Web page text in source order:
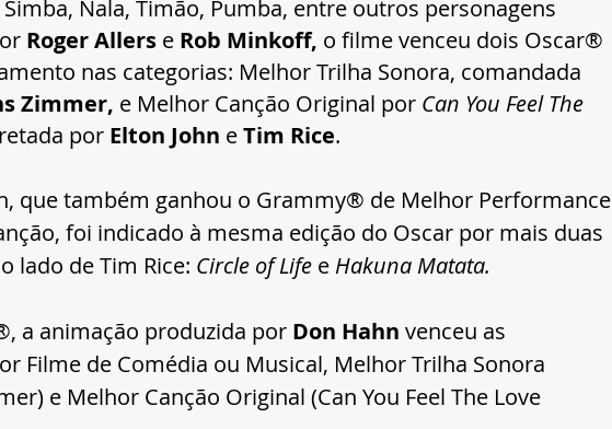
Nala, Timão, Pumba, entre outros personagens
Roger Allers e Rob Minkoff, o filmevenceu dois Oscar®
nas categorias: Melhor Trilha Sonora, comandada
Zimmer, e Melhor Canção Original por Can You Feel The
por Elton John e Tim Rice.
que também ganhou o Grammy® de Melhor Performance
foi indicado à mesma edição do Oscar por mais duas
lado de Tim Rice: Circle of Life e Hakuna Matata.
a animação produzida por Don Hahn venceu as
Filme de Comédia ou Musical, Melhor Trilha Sonora
e Melhor Canção Original (Can You Feel The Love